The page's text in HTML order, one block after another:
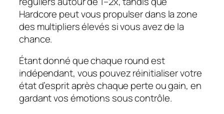
Hardcore peut vous propulser dans la zone
des multipliers élevés si vous avez de la
chance.
Étant donné que chaque round est
indépendant, vous pouvez réinitialiser votre
état d’esprit après chaque perte ou gain, en
gardant vos émotions sous contrôle.